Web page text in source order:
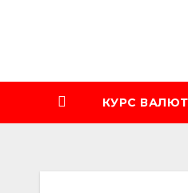
КУРС ВАЛЮТ